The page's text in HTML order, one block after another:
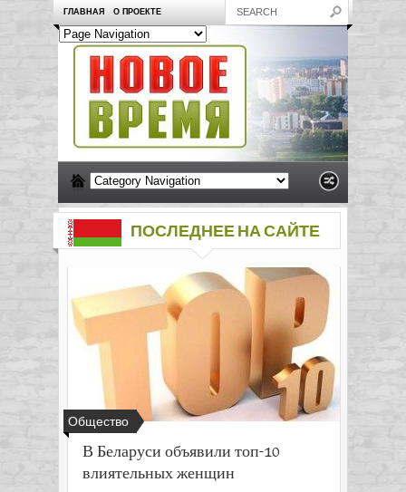
ГЛАВНАЯ О ПРОЕКТЕ
ПОСЛЕДНЕЕ НА САЙТЕ
Общество
В Беларуси объявили топ-10
влиятельных женщин